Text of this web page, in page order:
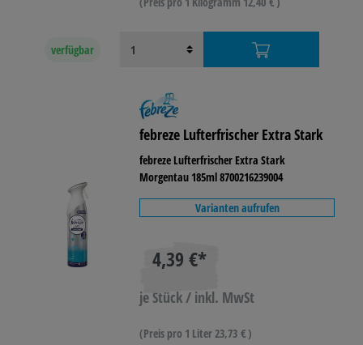
verfügbar
febreze Lufterfrischer Extra Stark
febreze Lufterfrischer Extra Stark
Morgentau 185ml 8700216239004
Varianten aufrufen
4,39 €*
je Stück / inkl. MwSt
(Preis pro 1 Liter 23,73 € )